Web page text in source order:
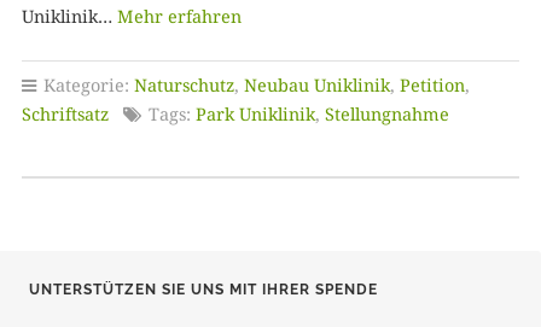
Uniklinik… Mehr erfahren
Kategorie: Naturschutz, Neubau Uniklinik, Petition,
Schriftsatz
Tags: Park Uniklinik, Stellungnahme
UNTERSTÜTZEN SIE UNS MIT IHRER SPENDE